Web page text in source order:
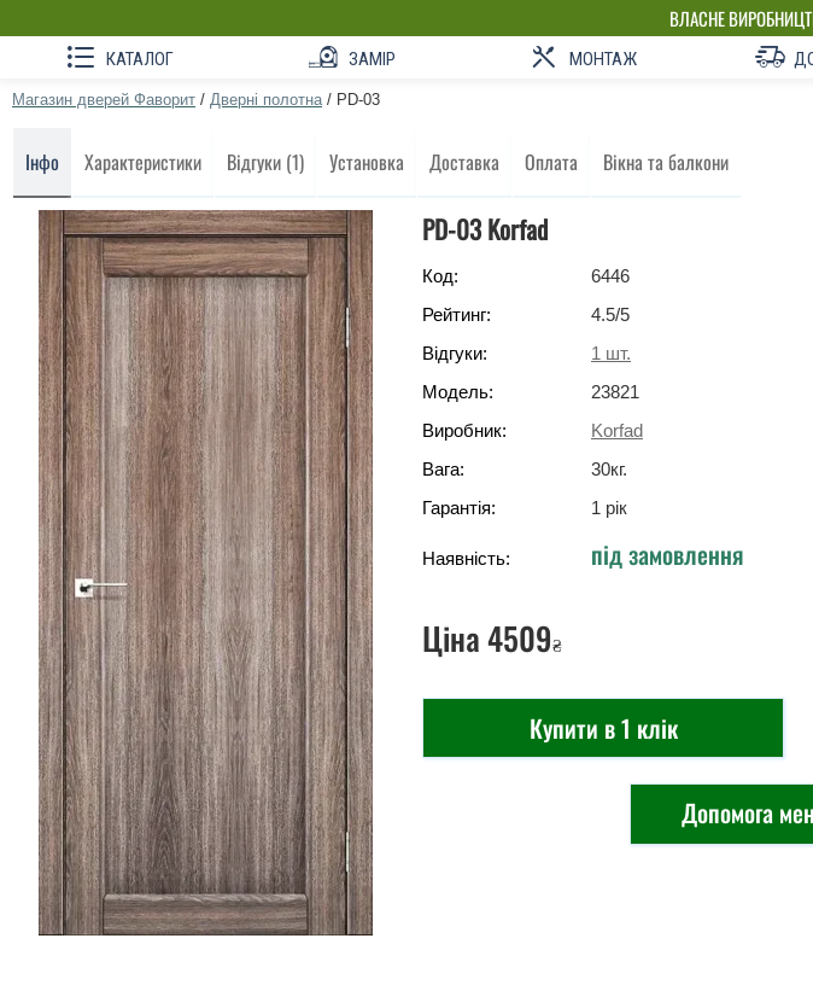
ВЛАСНЕ
КАТАЛОГ ЗАМІР МОНТАЖ
Магазин дверей Фаворит / Дверні полотна / PD-03
Інфо Характеристики Відгуки (1) Установка Доставка Оплата Вікна та балкони
PD-03 Korfad
Код:
6446
Рейтинг:
4.5/5
Відгуки:
1 шт.
Модель:
23821
Виробник:
Korfad
Вага:
30кг.
Гарантія:
1 рік
Наявність: під замовлення
Ціна4509₴
Купити в 1 клік
Допомога